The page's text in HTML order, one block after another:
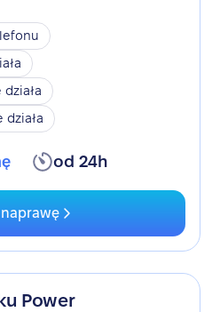
działa
działa
od 24h
Power